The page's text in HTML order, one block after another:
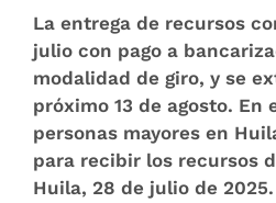
La entrega de recursos
julio con pago a
modalidad de giro, y se
próximo 13 de agosto. En
personas mayores en
para recibir los recursos
Huila, 28 de julio de